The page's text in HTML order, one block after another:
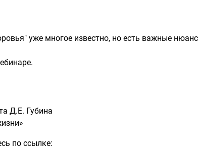
уже многое известно, но есть важные
Д.Е. Губина
по ссылке: